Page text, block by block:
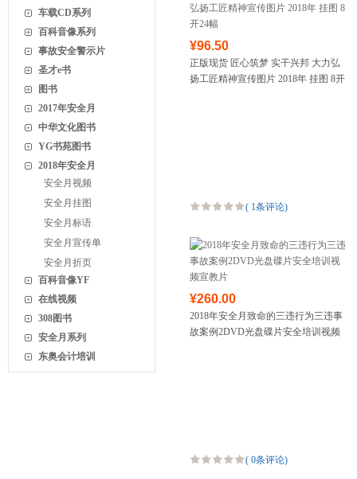
车载CD系列
百科音像系列
事故安全警示片
圣才e书
图书
2017年安全月
中华文化图书
YG书苑图书
2018年安全月
安全月视频
安全月挂图
安全月标语
安全月宣传单
安全月折页
百科音像YF
在线视频
308图书
安全月系列
东奥会计培训
¥96.50
正版现货 匠心筑梦 实干兴邦 大力弘
扬工匠精神宣传图片 2018年 挂图 8开
( 1条评论)
¥260.00
2018年安全月致命的三违行为三违事
故案例2DVD光盘碟片安全培训视频
( 0条评论)